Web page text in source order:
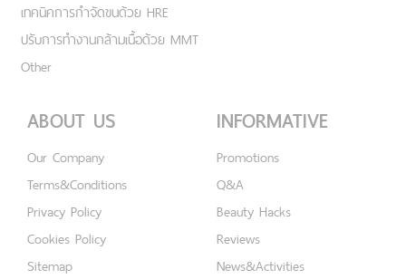
เทคนิคการกำจัดขนด้วย HRE
ปรับการทำงานกล้ามเนื้อด้วย MMT
Other
ABOUT US
Our Company
Terms&Conditions
Privacy Policy
Cookies Policy
Sitemap
INFORMATIVE
Promotions
Q&A
Beauty Hacks
Reviews
News&Activities